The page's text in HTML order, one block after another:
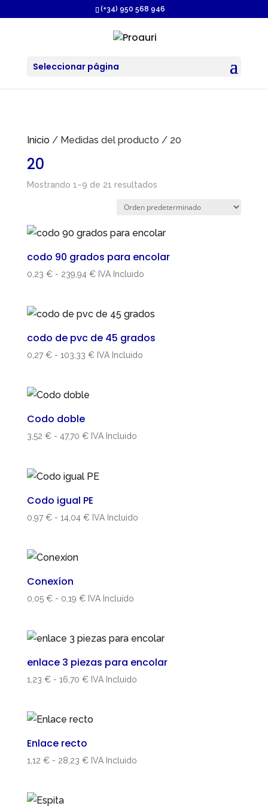
(+34) 950 568 946
Seleccionar página
Inicio/ Medidas del producto / 20
20
Mostrando 1–9 de 21 resultados
codo 90 grados para encolar
0,23 € - 239,94 €Rango
desde
hasta
239,94 €
IVA Incluido
codo de pvc de 45 grados
0,27 € - 103,33 €Rango
103,33 €
IVA Incluido
Codo doble
3,52 € - 47,70 €Rango
desde
hasta
47,70 €
IVA Incluido
Codo igual PE
0,97 € - 14,04 €Rango
14,04 €
IVA Incluido
Conexíon
0,05 € - 0,19 €Rango
desde
hasta
0,19 €
IVA Incluido
enlace 3 piezas para encolar
1,23 € - 16,70 €Rango
desde
16,70 €
IVA Incluido
Enlace recto
1,12 € - 28,23 €Rango
IVA Incluido